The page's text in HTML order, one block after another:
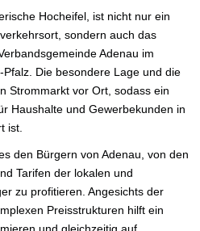
Hocheifel, ist nicht nur ein
sondern auch das
Adenau im
Die besondere Lage und die
Strommarkt vor Ort, sodass ein
Haushalte und Gewerbekunden in
ist.
den Bürgern von Adenau, von den
Tarifen der lokalen und
zu profitieren. Angesichts der
Preisstrukturen hilft ein
und gleichzeitig auf